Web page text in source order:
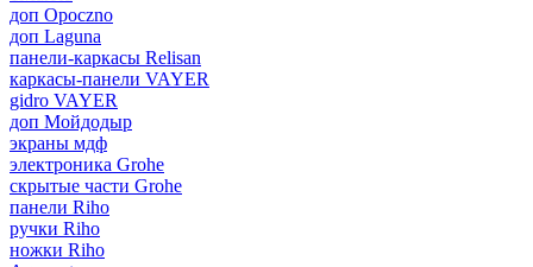
доп Opoczno
доп Laguna
панели-каркасы Relisan
каркасы-панели VAYER
gidro VAYER
доп Мойдодыр
экраны мдф
электроника Grohe
скрытые части Grohe
панели Riho
ручки Riho
ножки Riho